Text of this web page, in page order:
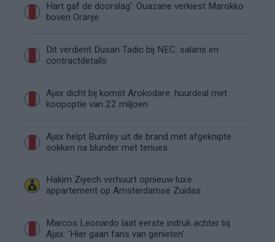
Hart gaf de doorslag': Ouazane verkiest Marokko
boven Oranje
Dit verdient Dusan Tadic bij NEC: salaris en
contractdetails
Ajax dicht bij komst Arokodare: huurdeal met
koopoptie van 22 miljoen
Ajax helpt Burnley uit de brand met afgeknipte
sokken na blunder met tenues
Hakim Ziyech verhuurt opnieuw luxe
appartement op Amsterdamse Zuidas
Marcos Leonardo laat eerste indruk achter bij
Ajax: 'Hier gaan fans van genieten'